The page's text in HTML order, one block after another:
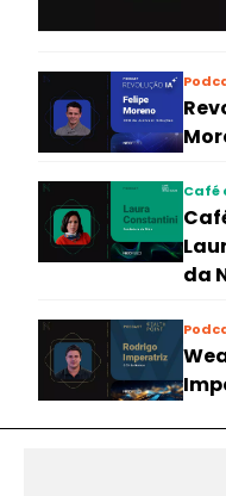
Café
da